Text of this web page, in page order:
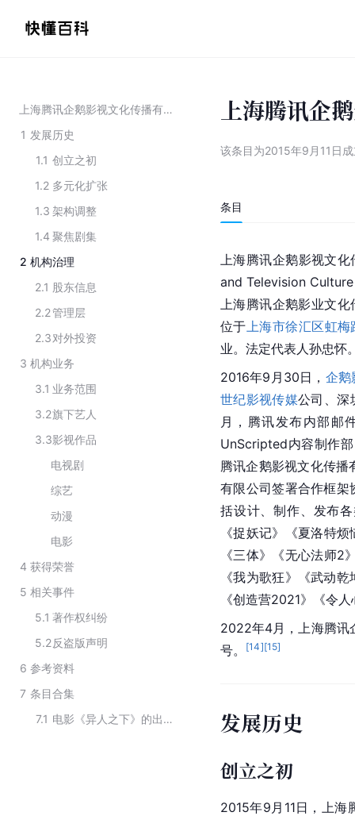
上海腾讯企鹅影视文化传播有限公司
1 发展历史
1.1 创立之初
1.2 多元化扩张
1.3 架构调整
1.4 聚焦剧集
2 机构治理
2.1 股东信息
2.2管理层
2.3对外投资
3 机构业务
3.1 业务范围
3.2旗下艺人
3.3影视作品
电视剧
综艺
动漫
电影
4 获得荣誉
5 相关事件
5.1 著作权纠纷
5.2反盗版声明
6 参考资料
7 条目合集
7.1
电影《异人之下》的出品公司
上海腾讯企
该条目为2015年9月11日
条目
上海腾讯企鹅影视文
and Television
上海腾讯企鹅影业文
位于 上海市徐汇区虹梅
业。法定代表人孙忠怀
2016年9月30日， 企鹅
世纪影视传媒公司、深
月，腾讯发布内部邮
UnScripted内容制作
腾讯企鹅影视文化传播
有限公司签署合作框架
括设计、制作、发布
《捉妖记》《夏洛特
《三体》《无心法师2
《我为歌狂》《武动
《创造营2021》《令
2022年4月，上海腾讯
号。
[14][15]
发展历史
创立之初
2015年9月11日，上海